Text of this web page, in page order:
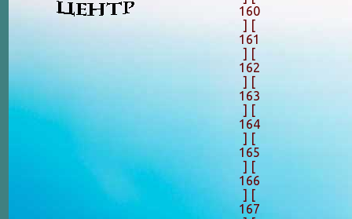
160
] [
161
] [
162
] [
163
] [
164
] [
165
] [
166
] [
167